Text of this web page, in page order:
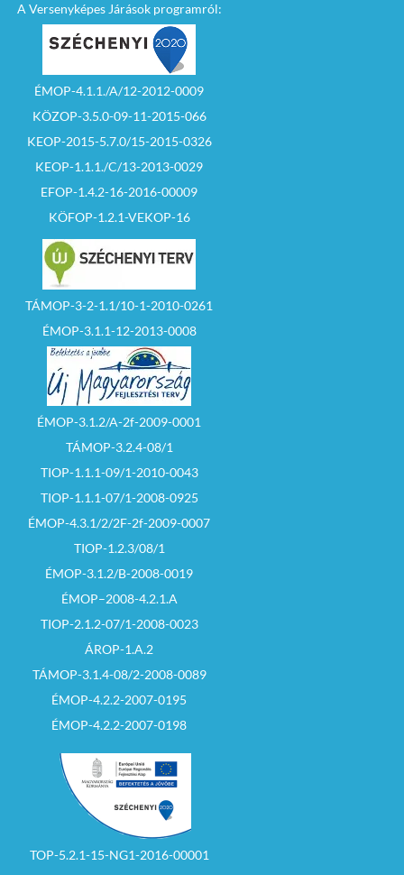
A Versenyképes Járások programról:
ÉMOP-4.1.1./A/12-2012-0009
KÖZOP-3.5.0-09-11-2015-066
KEOP-2015-5.7.0/15-2015-0326
KEOP-1.1.1./C/13-2013-0029
EFOP-1.4.2-16-2016-00009
KÖFOP-1.2.1-VEKOP-16
TÁMOP-3-2-1.1/10-1-2010-0261
ÉMOP-3.1.1-12-2013-0008
ÉMOP-3.1.2/A-2f-2009-0001
TÁMOP-3.2.4-08/1
TIOP-1.1.1-09/1-2010-0043
TIOP-1.1.1-07/1-2008-0925
ÉMOP-4.3.1/2/2F-2f-2009-0007
TIOP-1.2.3/08/1
ÉMOP-3.1.2/B-2008-0019
ÉMOP–2008-4.2.1.A
TIOP-2.1.2-07/1-2008-0023
ÁROP-1.A.2
TÁMOP-3.1.4-08/2-2008-0089
ÉMOP-4.2.2-2007-0195
ÉMOP-4.2.2-2007-0198
TOP-5.2.1-15-NG1-2016-00001